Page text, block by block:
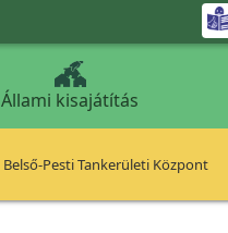
Állami kisajátítás
Belső-Pesti Tankerületi Központ